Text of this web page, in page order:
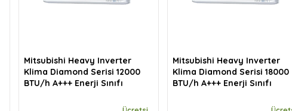
Mitsubishi Heavy Inverter
Klima Diamond Serisi 12000
BTU/h A+++ Enerji Sınıfı
Mitsubishi Heavy Inverter
Klima Diamond Serisi 18000
BTU/h A+++ Enerji Sınıfı